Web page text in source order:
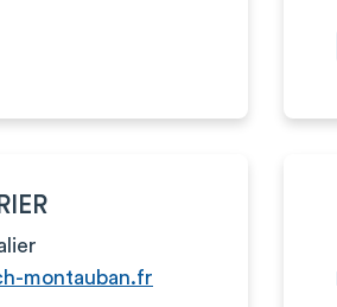
montauban.fr